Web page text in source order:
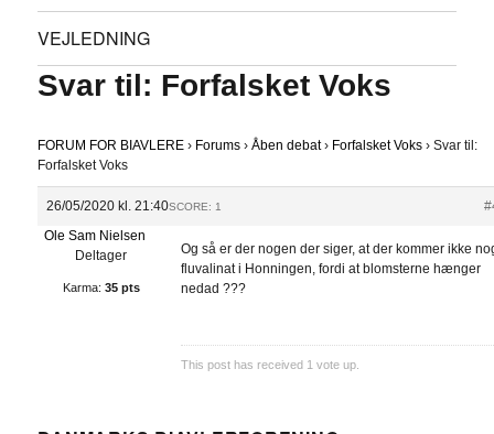
VEJLEDNING
Svar til: Forfalsket Voks
FORUM FOR BIAVLERE › Forums › Åben debat › Forfalsket Voks › Svar til:
Forfalsket Voks
26/05/2020 kl. 21:40SCORE: 1
Ole Sam Nielsen
Deltager
Karma: 35 pts
Og så er der nogen der siger, at der kommer ikke
fluvalinat i Honningen, fordi at blomsterne hænger
nedad ???
This post has received 1 vote up.